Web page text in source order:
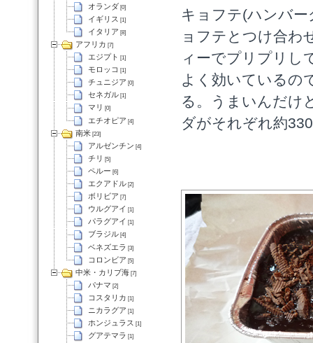
オランダ [0]
イギリス [1]
イタリア [8]
アフリカ [7]
エジプト [1]
モロッコ [1]
チュニジア [0]
セネガル [1]
マリ [0]
エチオピア [4]
南米 [23]
アルゼンチン [4]
チリ [5]
ペルー [6]
エクアドル [2]
ボリビア [7]
ウルグアイ [1]
パラグアイ [1]
ブラジル [4]
ベネズエラ [3]
コロンビア [5]
中米・カリブ海 [7]
パナマ [2]
コスタリカ [1]
ニカラグア [1]
ホンジュラス [1]
グアテマラ [1]
キョフテ(ハンバ
ョフテとつけ合わ
ィーでプリプリし
よく効いているの
る。うまいんだけ
ダがそれぞれ約